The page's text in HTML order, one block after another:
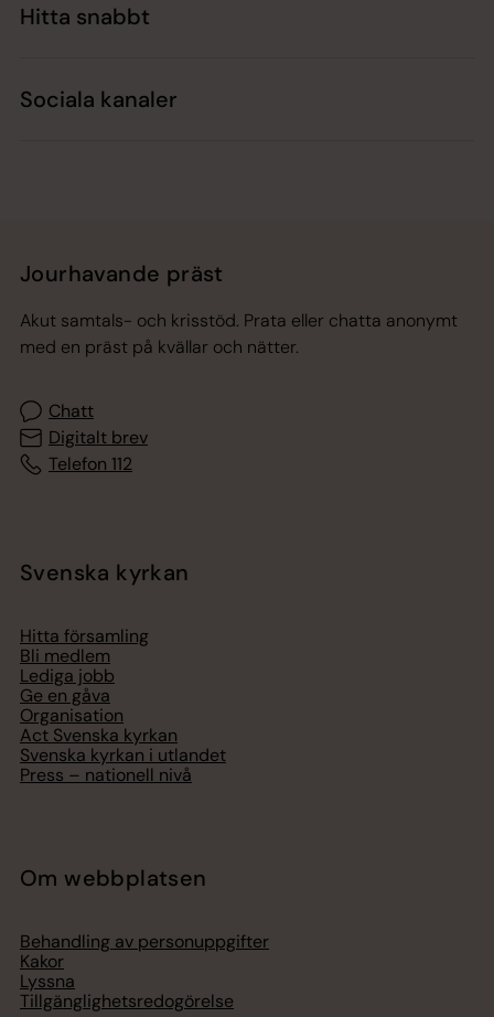
Hitta snabbt
Sociala kanaler
Jourhavande präst
Akut samtals- och krisstöd. Prata eller chatta anonymt
med en präst på kvällar och nätter.
Chatt
Digitalt brev
Telefon 112
Svenska kyrkan
Hitta församling
Bli medlem
Lediga jobb
Ge en gåva
Organisation
Act Svenska kyrkan
Svenska kyrkan i utlandet
Press – nationell nivå
Om webbplatsen
Behandling av personuppgifter
Kakor
Lyssna
Tillgänglighetsredogörelse